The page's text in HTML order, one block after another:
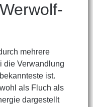
mehrere
die Verwandlung
ist.
als Fluch als
dargestellt